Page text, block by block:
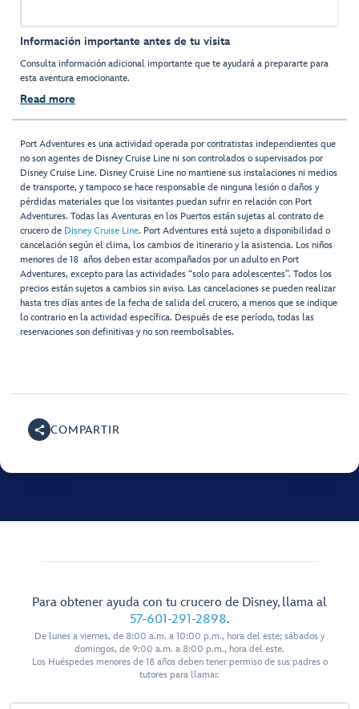
Información importante antes de tu visita
Consulta información adicional importante que te ayudará a prepararte para
esta aventura emocionante.
Read more
Port Adventures es una actividad operada por contratistas independientes que
no son agentes de Disney Cruise Line ni son controlados o supervisados por
Disney Cruise Line. Disney Cruise Line no mantiene sus instalaciones ni medios
de transporte, y tampoco se hace responsable de ninguna lesión o daños y
pérdidas materiales que los visitantes puedan sufrir en relación con Port
Adventures. Todas las Aventuras en los Puertos están sujetas al contrato de
crucero de Disney Cruise Line. Port Adventures está sujeto a disponibilidad o
cancelación según el clima, los cambios de itinerario y la asistencia. Los niños
menores de 18 años deben estar acompañados por un adulto en Port
Adventures, excepto para las actividades “solo para adolescentes”. Todos los
precios están sujetos a cambios sin aviso. Las cancelaciones se pueden realizar
hasta tres días antes de la fecha de salida del crucero, a menos que se indique
lo contrario en la actividad específica. Después de ese período, todas las
reservaciones son definitivas y no son reembolsables.
COMPARTIR
Para obtener ayuda con tu crucero de Disney, llama al
57-601-291-2898.
De lunes a viernes, de 8:00 a.m. a 10:00 p.m., hora del este; sábados y
domingos, de 9:00 a.m. a 8:00 p.m., hora del este.
Los Huéspedes menores de 18 años deben tener permiso de sus padres o
tutores para llamar.